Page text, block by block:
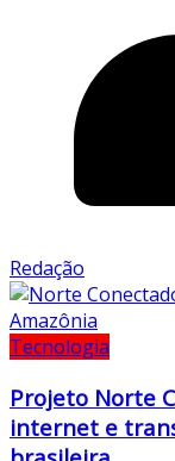
Redação
Tecnologia
Projeto Norte
internet e